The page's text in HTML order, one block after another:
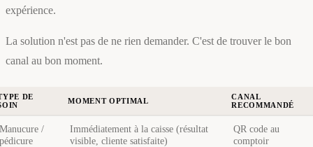
expérience.
La solution n'est pas de ne rien demander. C'est de trouver le bon
canal au bon moment.
DE
MOMENT OPTIMAL
CANAL
RECOMMANDÉ
Manucure /
pédicure
Immédiatement à la caisse (résultat
visible, cliente satisfaite)
QR code au
comptoir